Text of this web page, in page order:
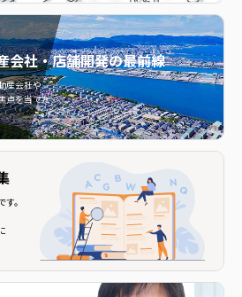
会社・店舗開発の最前線
産会社や
点を当てた
の最前線">
。